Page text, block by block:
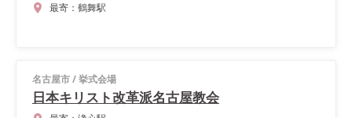
最寄： 鶴舞駅
名古屋市/挙式会場
日本キリスト改革派名古屋教会